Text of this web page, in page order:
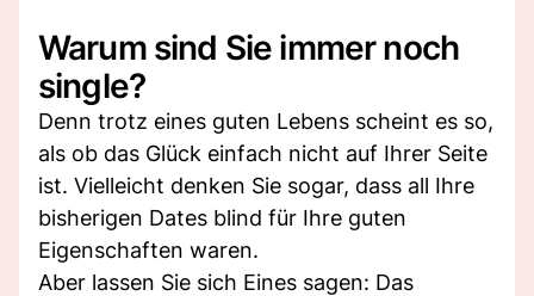
Warum sind Sie immer noch
single?
Denn trotz eines guten Lebens scheint es so,
als ob das Glück einfach nicht auf Ihrer Seite
ist. Vielleicht denken Sie sogar, dass all Ihre
bisherigen Dates blind für Ihre guten
Eigenschaften waren.
Aber lassen Sie sich Eines sagen: Das